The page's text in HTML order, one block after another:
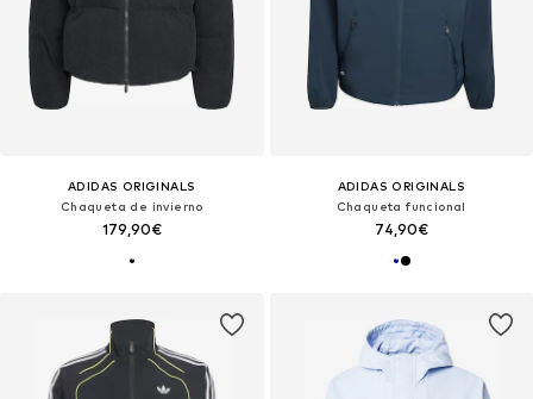
ADIDAS ORIGINALS
Chaqueta de invierno
179,90€
ADIDAS ORIGINALS
Chaqueta funcional
74,90€